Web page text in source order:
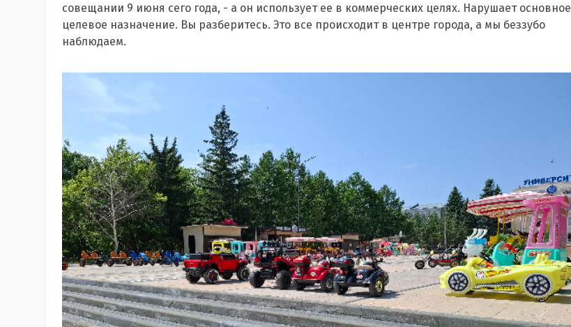
совещании 9 июня сего года, - а он использует ее в коммерческих целях. Нарушает основное
целевое назначение. Вы разберитесь. Это все происходит в центре города, а мы беззубо
наблюдаем.